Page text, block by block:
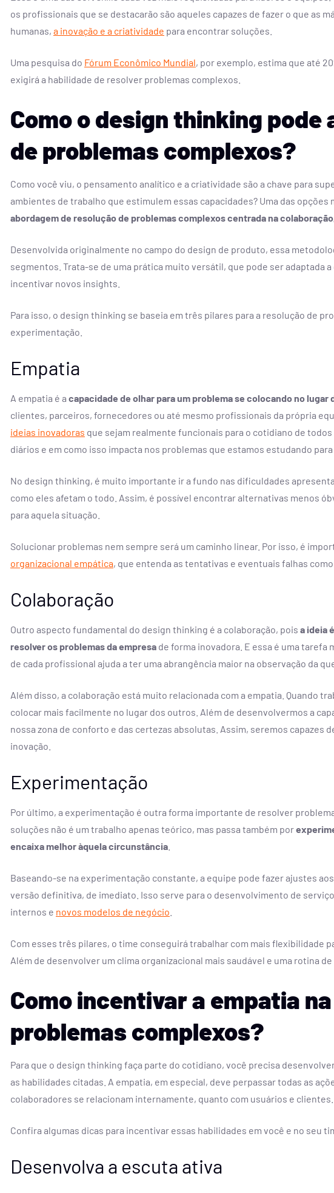
os profissionais que se destacarão são aqueles capazes de fazer o que as
humanas, a inovação e a criatividade para encontrar soluções.
Uma pesquisa do Fórum Econômico Mundial, por exemplo, estima que até
exigirá a habilidade de resolver problemas complexos.
Como o design thinking pode
de problemas complexos?
Como você viu, o pensamento analítico e a criatividade são a chave para
ambientes de trabalho que estimulem essas capacidades? Uma das opções
abordagem de resolução de problemas complexos centrada na
Desenvolvida originalmente no campo do design de produto, essa
segmentos. Trata-se de uma prática muito versátil, que pode ser adaptada
incentivar novos insights.
Para isso, o design thinking se baseia em três pilares para a resolução de
experimentação.
Empatia
A empatia é a capacidade de olhar para um problema se colocando no lugar
clientes, parceiros, fornecedores ou até mesmo profissionais da própria
ideias inovadoras que sejam realmente funcionais para o cotidiano de
diários e em como isso impacta nos problemas que estamos estudando
No design thinking, é muito importante ir a fundo nas dificuldades
como eles afetam o todo. Assim, é possível encontrar alternativas menos
para aquela situação.
Solucionar problemas nem sempre será um caminho linear. Por isso, é
organizacional empática, que entenda as tentativas e eventuais falhas
Colaboração
Outro aspecto fundamental do design thinking é a colaboração, pois a ideia
resolver os problemas da empresa de forma inovadora. E essa é uma
de cada profissional ajuda a ter uma abrangência maior na observação da
Além disso, a colaboração está muito relacionada com a empatia. Quando
colocar mais facilmente no lugar dos outros. Além de desenvolvermos a
nossa zona de conforto e das certezas absolutas. Assim, seremos capazes
inovação.
Experimentação
Por último, a experimentação é outra forma importante de resolver
soluções não é um trabalho apenas teórico, mas passa também por
encaixa melhor àquela circunstância
Baseando-se na experimentação constante, a equipe pode fazer ajustes
versão definitiva, de imediato. Isso serve para o desenvolvimento de
internos e novos modelos de negócio
Com esses três pilares, o time conseguirá trabalhar com mais flexibilidade
Além de desenvolver um clima organizacional mais saudável e uma rotina
Como incentivar a empatia
problemas complexos?
Para que o design thinking faça parte do cotidiano, você precisa
as habilidades citadas. A empatia, em especial, deve perpassar todas as
colaboradores se relacionam internamente, quanto com usuários e clientes.
Confira algumas dicas para incentivar essas habilidades em você e no seu
Desenvolva a escuta ativa